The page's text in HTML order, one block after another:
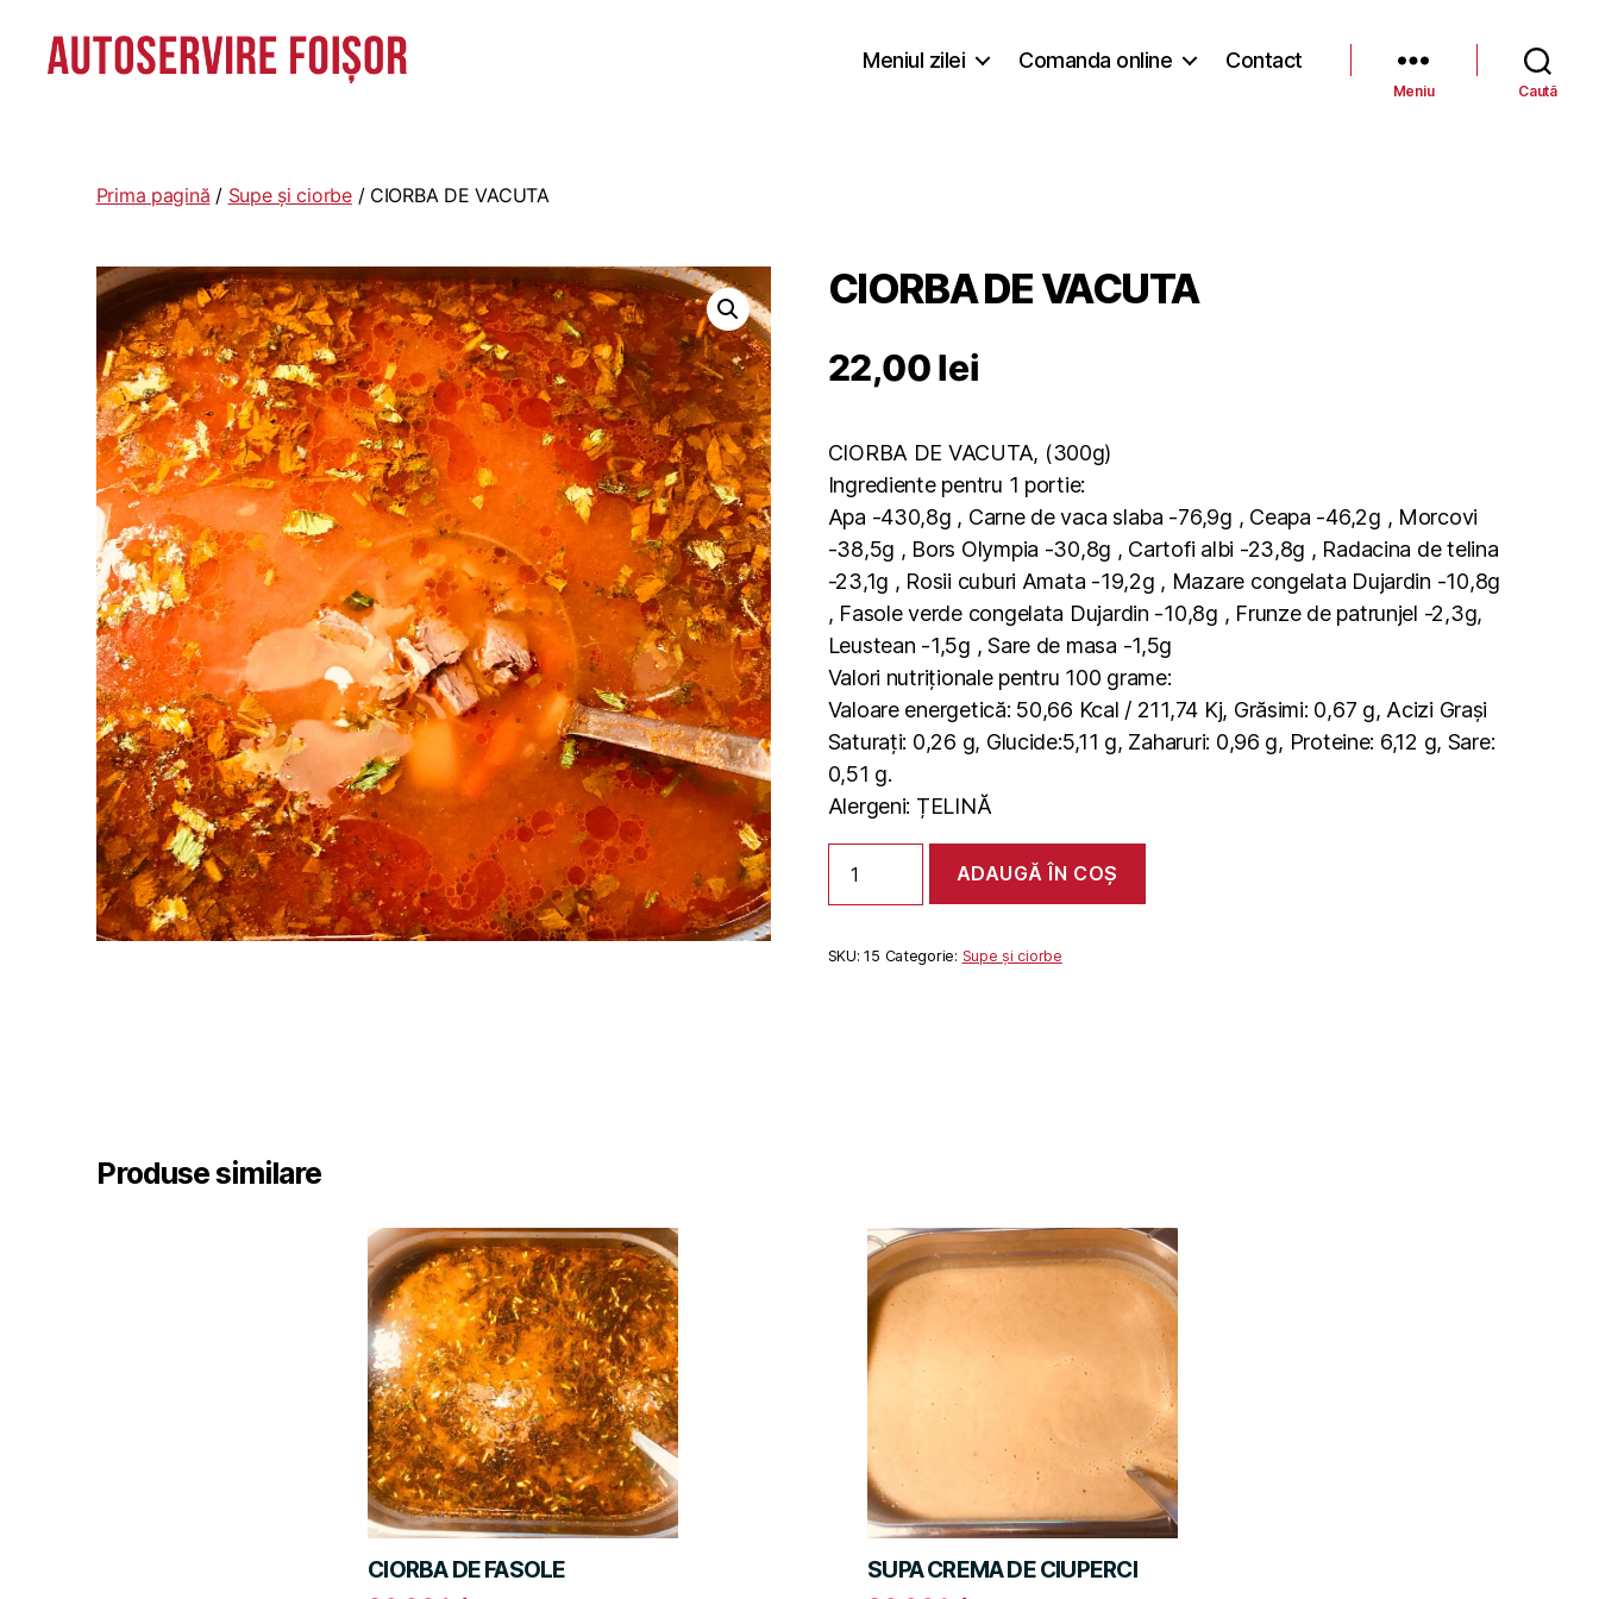
Lascăr
Meniul zilei Comanda online Contact
Meniu Caută
Prima pagină / Supe și ciorbe/ CIORBA DE VACUTA
CIORBA DE VACUTA
22,00lei
CIORBA DE VACUTA, (300g)
Ingrediente pentru 1 portie:
Apa -430,8g , Carne de vaca slaba -76,9g , Ceapa -46,2g , Morcovi
-38,5g , Bors Olympia -30,8g , Cartofi albi -23,8g , Radacina de telina
-23,1g , Rosii cuburi Amata -19,2g , Mazare congelata Dujardin -10,8g
, Fasole verde congelata Dujardin -10,8g , Frunze de patrunjel -2,3g,
Leustean -1,5g , Sare de masa -1,5g
Valori nutriționale pentru 100 grame:
Valoare energetică: 50,66 Kcal / 211,74 Kj, Grăsimi: 0,67 g, Acizi Grași
Saturați: 0,26 g, Glucide:5,11 g, Zaharuri: 0,96 g, Proteine: 6,12 g, Sare:
0,51 g.
Alergeni: ȚELINĂ
CIORBA
DE
ADAUGĂ ÎN COȘ
SKU:15 Categorie: Supe și ciorbe
Produse similare
CIORBA DE FASOLE SUPA CREMA DE CIUPERCI